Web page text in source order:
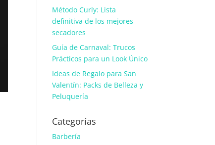
Método Curly: Lista
definitiva de los mejores
secadores
Guía de Carnaval: Trucos
Prácticos para un Look Único
Ideas de Regalo para San
Valentín: Packs de Belleza y
Peluquería
Categorías
Barbería